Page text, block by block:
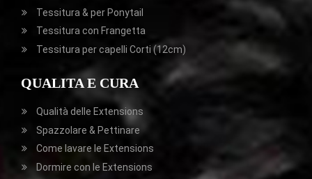
Tessitura & per Ponytail
Tessitura con Frangetta
Tessitura per capelli Corti (12cm)
QUALITA E CURA
Qualità delle Extensions
Spazzolare & Pettinare
Come lavare le Extensions
Dormire con le Extensions